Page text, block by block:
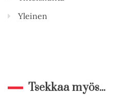
Yleinen
Tsekkaa myös...